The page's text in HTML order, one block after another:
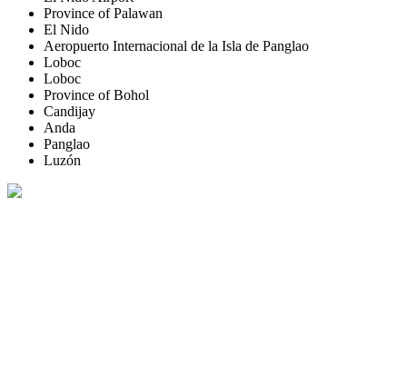
Province of Palawan
El Nido
Aeropuerto Internacional de la Isla de Panglao
Loboc
Loboc
Province of Bohol
Candijay
Anda
Panglao
Luzón